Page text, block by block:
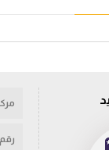
رقم